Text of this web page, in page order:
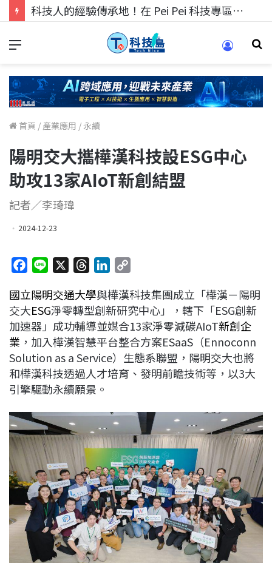
科技人找工作，就到TECH+ 科技專區!
首頁 / 產業應用 /永續
陽明交大攜樺漢科技設ESG中心
助攻13家AIoT新創結盟
記者／李琦瑋
2024-12-23
c
e
b
o
o
k
n
e
r
e
a
d
s
n
k
e
d
I
n
p
y
L
i
n
k
國立陽明交通大學與樺漢科技集團成立「樺漢－陽明
交大ESG淨零轉型創新研究中心」，轄下「ESG創新
加速器」成功輔導並媒合13家淨零減碳AIoT新創企
業 ，加入樺漢智慧平台整合方案ESaaS（Ennoconn
Solution as a Service）生態系聯盟，陽明交大也將
和樺漢科技透過人才培育、發明前瞻技術等，以3大
引擎驅動永續願景。